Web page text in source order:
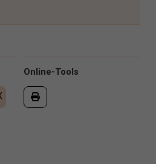
Online-Tools